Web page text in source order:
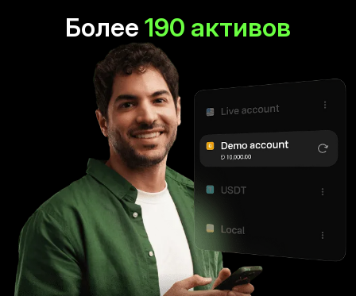
Более 190 активов